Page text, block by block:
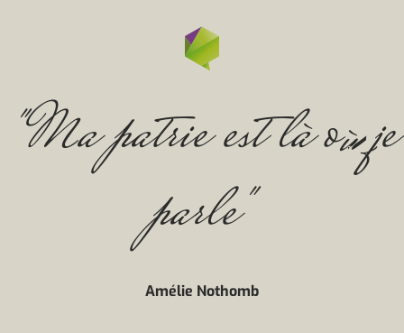
"Ma patrie est là où je
parle"
Amélie Nothomb